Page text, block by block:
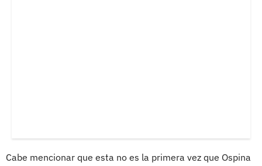
Cabe mencionar que esta no es la primera vez que Ospina